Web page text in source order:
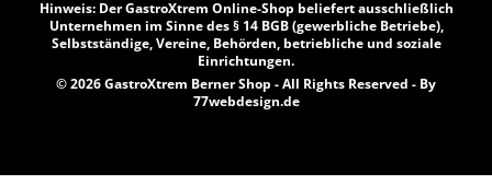
Hinweis: Der GastroXtrem Online-Shop beliefert ausschließlich
Unternehmen im Sinne des § 14 BGB (gewerbliche Betriebe),
Selbstständige, Vereine, Behörden, betriebliche und soziale
Einrichtungen.
© 2026 GastroXtrem Berner Shop - All Rights Reserved - By
77webdesign.de